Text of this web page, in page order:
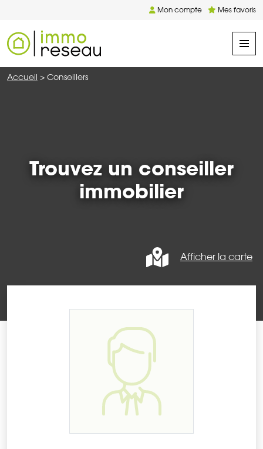
Mon compte Mes favoris
Accueil > Conseillers
Trouvez un conseiller
immobilier
Afficher la carte